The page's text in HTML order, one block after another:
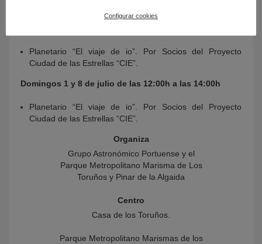
Sábados 30 de junio y 7 de julio de las 12:00h a las
Planetario “El viaje de io”. Por Socios del Proyecto
Ciudad de las Estrellas “CIE”.
Domingos 1 y 8 de julio de las 12:00h a las 14:00h
Planetario “El viaje de io”. Por Socios del Proyecto
Ciudad de las Estrellas “CIE”.
Organiza
Grupo Astronómico Portuense y el
Parque Metropolitano Marisma de Los
Toruños y Pinar de la Algaida
Centro
Casa de los Toruños.
Parque Metropolitano Marismas de los
Configurar cookies